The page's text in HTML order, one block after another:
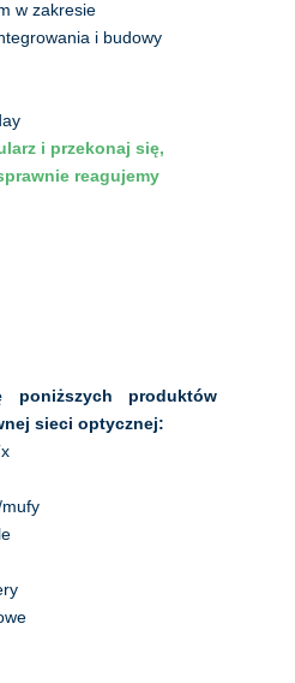
w zakresie
i budowy
i przekonaj się,
reagujemy
poniższych produktów
sieci optycznej:
mufy